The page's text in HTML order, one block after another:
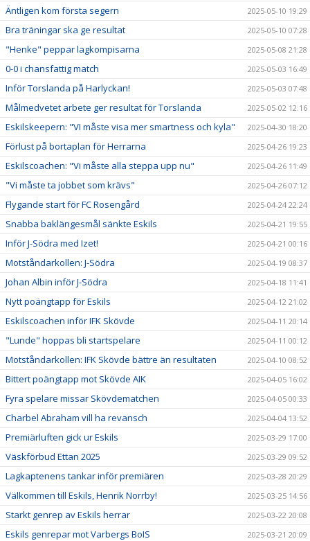
Äntligen kom första segern 2025-05-10 19:29
Bra träningar ska ge resultat 2025-05-10 07:28
"Henke" peppar lagkompisarna 2025-05-08 21:28
0-0 i chansfattig match 2025-05-03 16:49
Inför Torslanda på Harlyckan! 2025-05-03 07:48
Målmedvetet arbete ger resultat för Torslanda 2025-05-02 12:16
Eskilskeepern: "VI måste visa mer smartness och kyla" 2025-04-30 18:20
Förlust på bortaplan för Herrarna 2025-04-26 19:23
Eskilscoachen: "Vi måste alla steppa upp nu" 2025-04-26 11:49
"Vi måste ta jobbet som krävs" 2025-04-26 07:12
Flygande start för FC Rosengård 2025-04-24 22:24
Snabba baklängesmål sänkte Eskils 2025-04-21 19:55
Inför J-Södra med Izet! 2025-04-21 00:16
Motståndarkollen: J-Södra 2025-04-19 08:37
Johan Albin inför J-Södra 2025-04-18 11:41
Nytt poängtapp för Eskils 2025-04-12 21:02
Eskilscoachen inför IFK Skövde 2025-04-11 20:14
"Lunde" hoppas bli startspelare 2025-04-11 00:12
Motståndarkollen: IFK Skövde bättre än resultaten 2025-04-10 08:52
Bittert poängtapp mot Skövde AIK 2025-04-05 16:02
Fyra spelare missar Skövdematchen 2025-04-05 00:33
Charbel Abraham vill ha revansch 2025-04-04 13:52
Premiärluften gick ur Eskils 2025-03-29 17:00
Väskförbud Ettan 2025 2025-03-29 09:52
Lagkaptenens tankar inför premiären 2025-03-28 20:29
Välkommen till Eskils, Henrik Norrby! 2025-03-25 14:56
Starkt genrep av Eskils herrar 2025-03-22 20:08
Eskils genrepar mot Varbergs BoIS 2025-03-21 20:09